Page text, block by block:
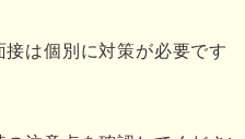
場合
は個別に対策が必要です